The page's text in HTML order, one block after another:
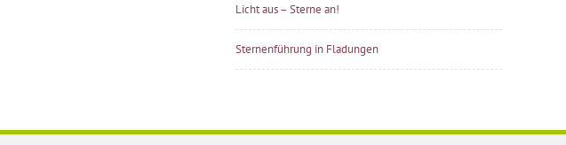
Licht aus – Sterne an!
Sternenführung in Fladungen